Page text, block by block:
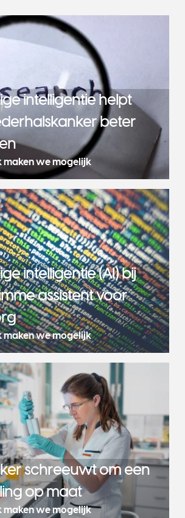
intelligentie helpt
beter
maken we mogelijk
intelligentie (AI) bij
assistent voor
maken we mogelijk
schreeuwt om een
op maat
maken we mogelijk